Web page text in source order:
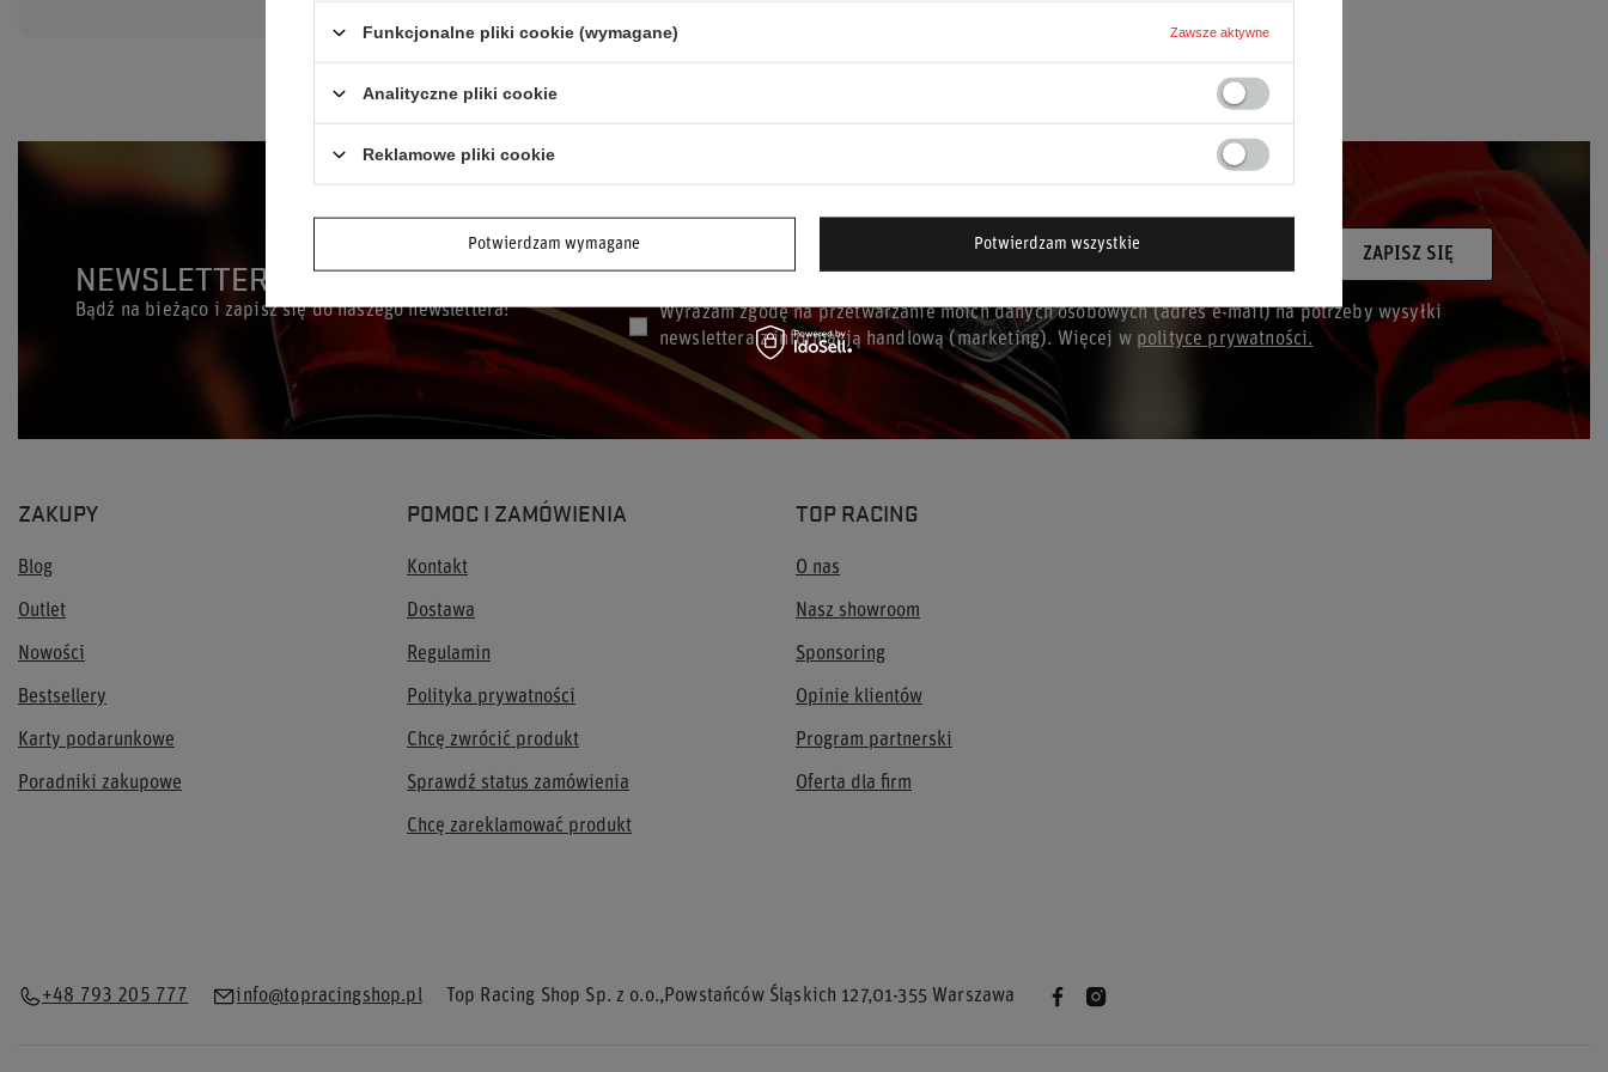
NEWSLETTER
Bądź na bieżąco i zapisz się do naszego newslettera!
Podaj swój adres e-mail
Wyrażam zgodę na przetwarzanie moich danych osobowych (adres e-mail) na potrzeby wysyłki
newslettera z informacją handlową (marketing). Więcej w polityce prywatności.
ZAPISZ SIĘ
ZAKUPY
Blog
Outlet
Nowości
Bestsellery
Karty podarunkowe
Poradniki zakupowe
POMOC I ZAMÓWIENIA
Kontakt
Dostawa
Regulamin
Polityka prywatności
Chcę zwrócić produkt
Sprawdź status zamówienia
Chcę zareklamować produkt
TOP RACING
O nas
Nasz showroom
Sponsoring
Opinie klientów
Program partnerski
Oferta dla firm
+48 793 205 777 info@topracingshop.pl Top Racing Shop Sp. z o.o.,Powstańców Śląskich 127,01-355Warszawa
Funkcjonalne pliki cookie (wymagane) Zawsze aktywne
Analityczne pliki cookie
Reklamowe pliki cookie
Potwierdzam wymagane Potwierdzam wszystkie